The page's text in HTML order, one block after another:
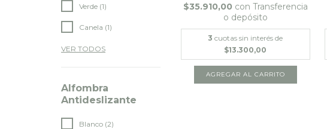
Verde (1)
Canela (1)
VER TODOS
Alfombra
Antideslizante
Blanco (2)
$35.910,00 con Transferencia
o depósito
3 cuotas sin interés de
$13.300,00
AGREGAR AL CARRITO